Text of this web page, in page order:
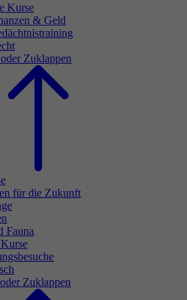
Kurse
& Geld
Zuklappen
für die Zukunft
Fauna
Zuklappen